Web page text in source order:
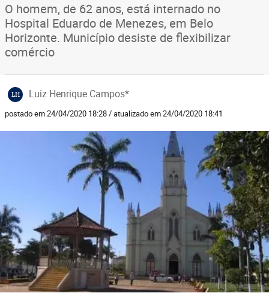
O homem, de 62 anos, está internado no
Hospital Eduardo de Menezes, em Belo
Horizonte. Município desiste de flexibilizar
comércio
LH Luiz Henrique Campos*
postado em 24/04/2020 18:28 / atualizado em 24/04/2020 18:41